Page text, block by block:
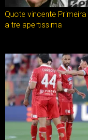
Quote vincente
a tre apertissima